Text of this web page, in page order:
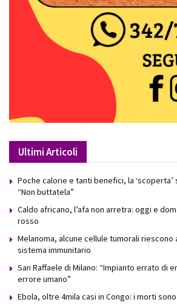
Ultimi Articoli
Poche calorie e tanti benefici, la ‘scoperta’
“Non buttatela”
Caldo africano, l’afa non arretra: oggi e
rosso
Melanoma, alcune cellule tumorali riescono
sistema immunitario
San Raffaele di Milano: “Impianto errato di
errore umano”
Ebola, oltre 4mila casi in Congo: i morti